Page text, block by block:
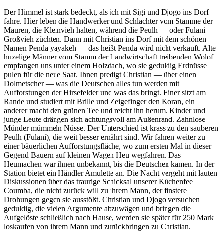
Der Himmel ist stark bedeckt, als ich mit Sigi und Djogo ins Dorf
fahre. Hier leben die Handwerker und Schlachter vom Stamme der
Mauren, die Kleinvieh halten, während die Peulh — oder Fulani —
Großvieh züchten. Dann mit Christian ins Dorf mit dem schönen
Namen Penda yayakeh — das heißt Penda wird nicht verkauft. Alte
huzelige Männer vom Stamm der Landwirtschaft treibenden Wolof
empfangen uns unter einem Holzdach, wo sie geduldig Erdnüsse
pulen für die neue Saat. Ihnen predigt Christian — über einen
Dolmetscher — was die Deutschen alles tun werden mit
Aufforstungen der Hirsefelder und was das bringt. Einer sitzt am
Rande und studiert mit Brille und Zeigefinger den Koran, ein
anderer macht den grünen Tee und reicht ihn herum. Kinder und
junge Leute drängen sich achtungsvoll am Außenrand. Zahnlose
Münder mümmeln Nüsse. Der Unterschied ist krass zu den sauberen
Peulh (Fulani), die weit besser ernährt sind. Wir fahren weiter zu
einer bäuerlichen Aufforstungsfläche, wo zum ersten Mal in dieser
Gegend Bauern auf kleinen Wagen Heu wegfahren. Das
Heumachen war ihnen unbekannt, bis die Deutschen kamen. In der
Station bietet ein Händler Amulette an. Die Nacht vergeht mit lauten
Diskussionen über das traurige Schicksal unserer Küchenfee
Coumba, die nicht zurück will zu ihrem Mann, der finstere
Drohungen gegen sie ausstößt. Christian und Djogo versuchen
geduldig, die vielen Argumente abzuwägen und bringen die
Aufgelöste schließlich nach Hause, werden sie später für 250 Mark
loskaufen von ihrem Mann und zurückbringen zu Christian.